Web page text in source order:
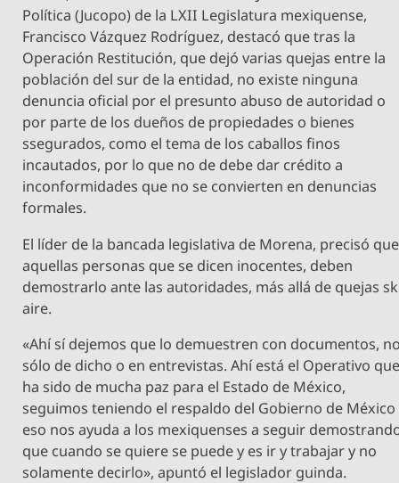
Política (Jucopo) de la LXII Legislatura mexiquense,
Francisco Vázquez Rodríguez, destacó que tras la
Operación Restitución, que dejó varias quejas entre la
población del sur de la entidad, no existe ninguna
denuncia oficial por el presunto abuso de autoridad o
por parte de los dueños de propiedades o bienes
ssegurados, como el tema de los caballos finos
incautados, por lo que no de debe dar crédito a
inconformidades que no se convierten en denuncias
formales.
El líder de la bancada legislativa de Morena, precisó que
aquellas personas que se dicen inocentes, deben
demostrarlo ante las autoridades, más allá de quejas sk
aire.
«Ahí sí dejemos que lo demuestren con documentos,
sólo de dicho o en entrevistas. Ahí está el Operativo
ha sido de mucha paz para el Estado de México,
seguimos teniendo el respaldo del Gobierno de México
eso nos ayuda a los mexiquenses a seguir
que cuando se quiere se puede y es ir y trabajar y no
solamente decirlo», apuntó el legislador guinda.